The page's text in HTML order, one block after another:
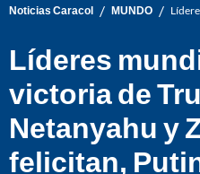
Noticias Caracol / MUNDO /
Líderes
victoria de
Netanyahu y
felicitan,